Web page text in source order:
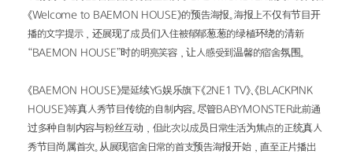
《Welcome to BAEMON HOUSE》的预告海报。海报上不仅有节目开
播的文字提示，还展现了成员们入住被郁郁葱葱的绿植环绕的清新
“BAEMON HOUSE”时的明亮笑容，让人感受到温馨的宿舍氛围。
《BAEMON HOUSE》是延续YG娱乐旗下《2NE1 TV》、《BLACKPINK
HOUSE》等真人秀节目传统的自制内容。尽管BABYMONSTER此前通
过多种自制内容与粉丝互动，但此次以成员日常生活为焦点的正统真人
秀节目尚属首次。从展现宿舍日常的首支预告海报开始，直至正片播出